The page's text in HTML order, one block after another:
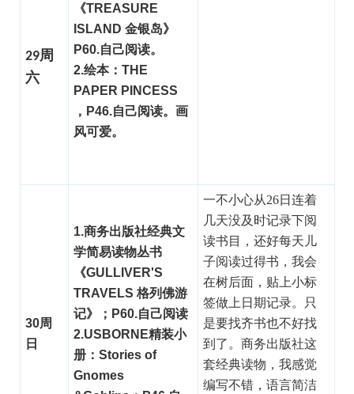
29周
六
《TREASURE
ISLAND 金银岛》
P60.自己阅读。
2.绘本：THE
PAPER PINCESS
，P46.自己阅读。画
风可爱。
30周
日
1.商务出版社经典文
学简易读物丛书
《GULLIVER'S
TRAVELS 格列佛游
记》；P60.自己阅读
2.USBORNE精装小
册：Stories of
Gnomes
一不小心从26日连着
几天没及时记录下阅
读书目，还好每天儿
子阅读过得书，我会
在树后面，贴上小标
签做上日期记录。只
是要找齐书也不好找
到了。商务出版社这
套经典读物，我感觉
编写不错，语言简洁